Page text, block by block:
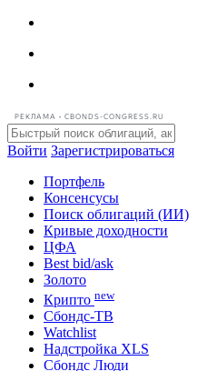
РЕКЛАМА • CBONDS-CONGRESS.RU
Войти Зарегистрироваться
Портфель
Консенсусы
Поиск облигаций (ИИ)
Кривые доходности
ЦФА
Best bid/ask
Золото
Крипто new